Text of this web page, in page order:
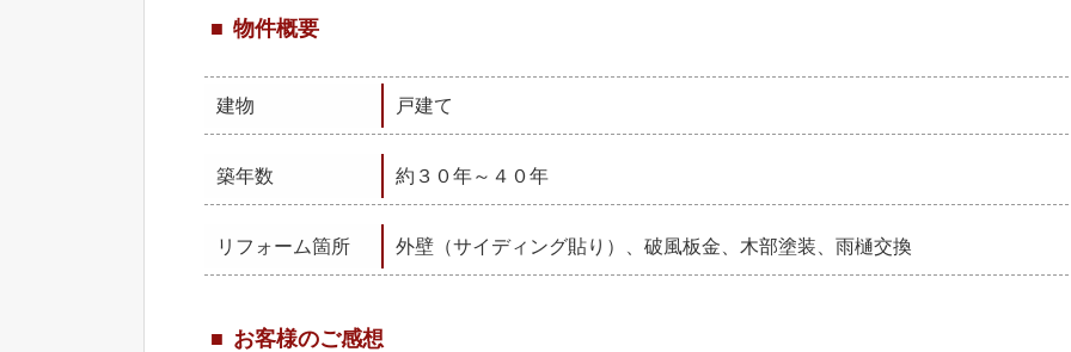
物件概要
建物 戸建て
築年数 約３０年～４０年
リフォーム箇所 外壁（サイディング貼り）、破風板金、木部塗装、雨樋交換
お客様のご感想